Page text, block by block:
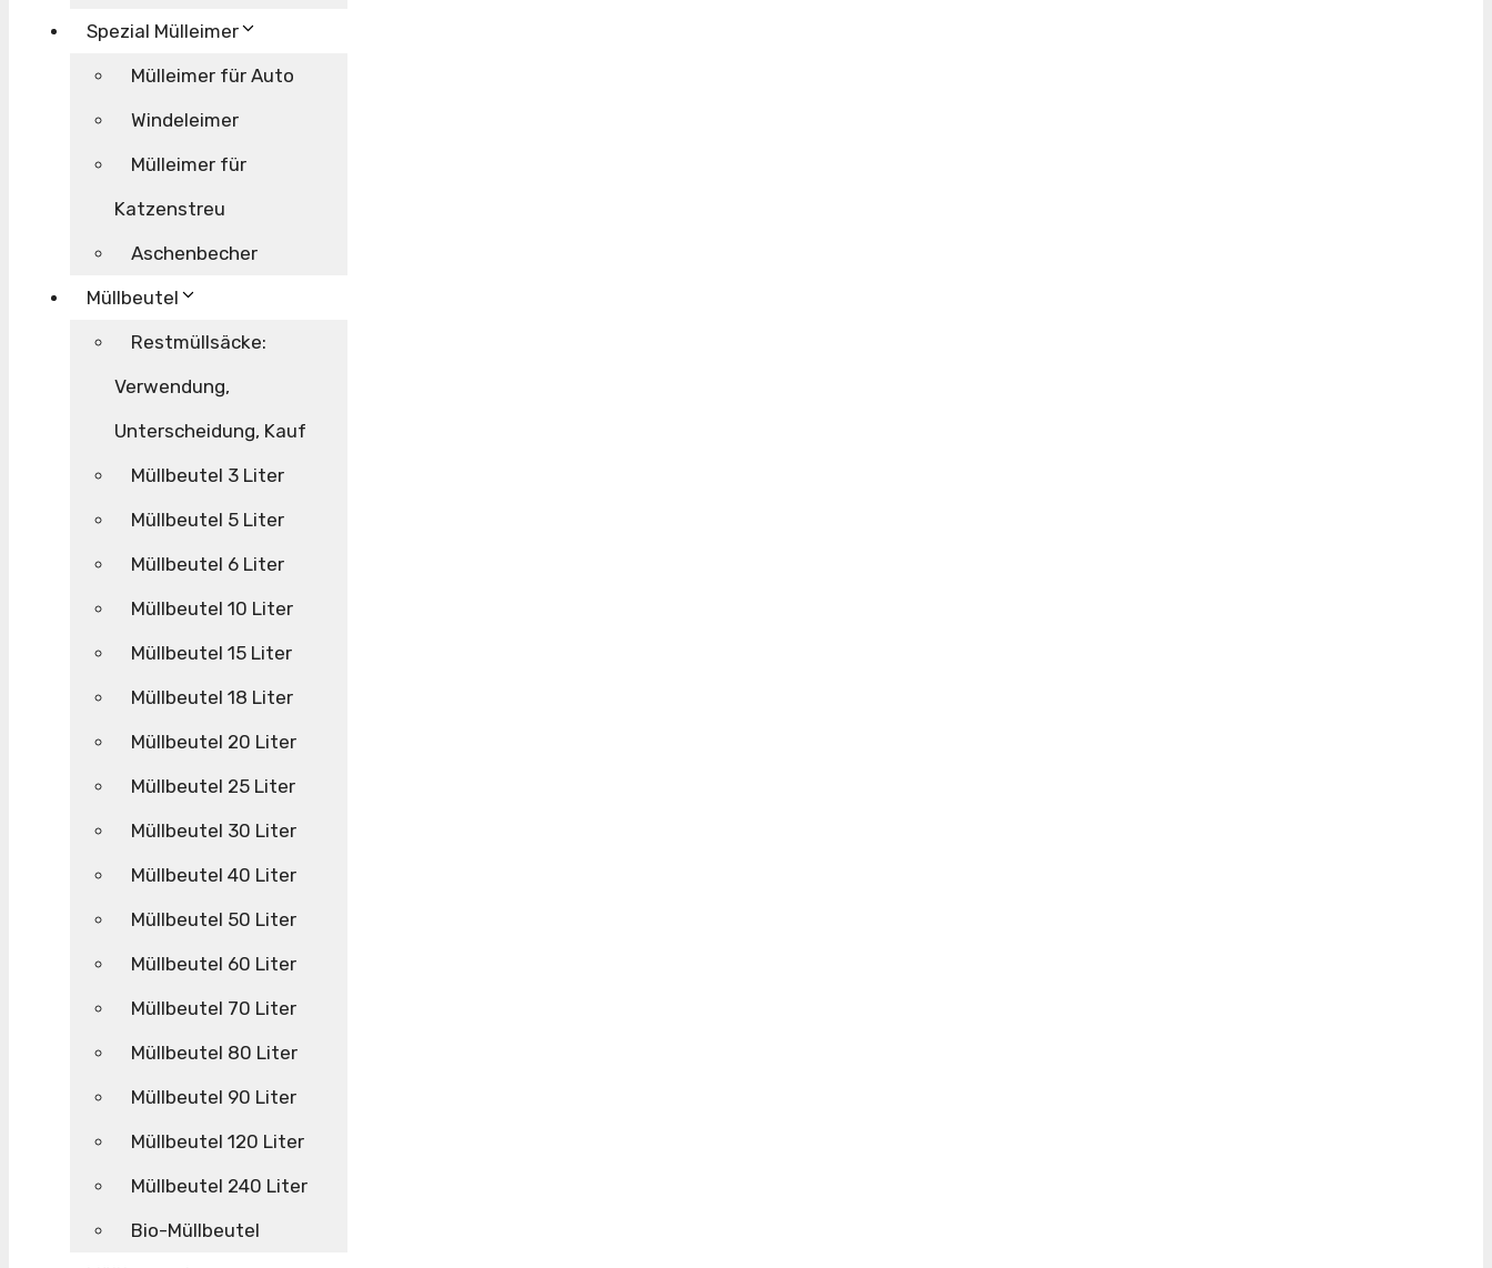
Spezial Mülleimer
Mülleimer für Auto
Windeleimer
Mülleimer für
Katzenstreu
Aschenbecher
Müllbeutel
Restmüllsäcke:
Verwendung,
Unterscheidung, Kauf
Müllbeutel 3 Liter
Müllbeutel 5 Liter
Müllbeutel 6 Liter
Müllbeutel 10 Liter
Müllbeutel 15 Liter
Müllbeutel 18 Liter
Müllbeutel 20 Liter
Müllbeutel 25 Liter
Müllbeutel 30 Liter
Müllbeutel 40 Liter
Müllbeutel 50 Liter
Müllbeutel 60 Liter
Müllbeutel 70 Liter
Müllbeutel 80 Liter
Müllbeutel 90 Liter
Müllbeutel 120 Liter
Müllbeutel 240 Liter
Bio-Müllbeutel